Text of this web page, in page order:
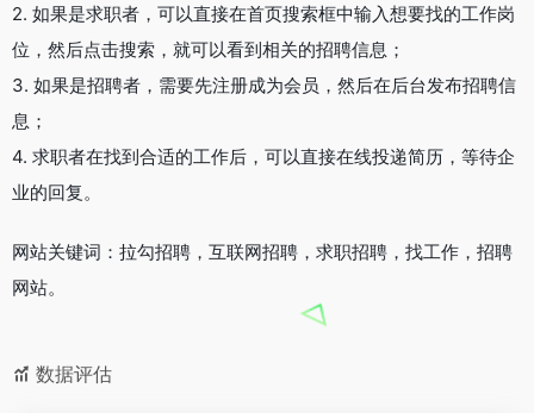
2. 如果是求职者，可以直接在首页搜索框中输入想要找的工作岗
位，然后点击搜索，就可以看到相关的招聘信息；
3. 如果是招聘者，需要先注册成为会员，然后在后台发布招聘信
息；
4. 求职者在找到合适的工作后，可以直接在线投递简历，等待企
业的回复。
网站关键词：拉勾招聘，互联网招聘，求职招聘，找工作，招聘
网站。
数据评估